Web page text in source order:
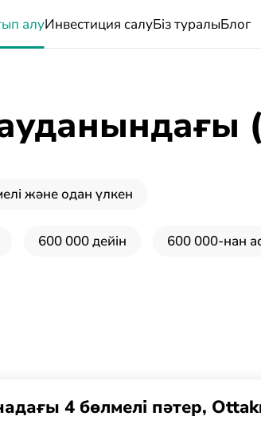
алуИнвестиция салуБіз туралыБлог
және одан үлкен
600 000 дейін 600 000-нан
4 бөлмелі пәтер,